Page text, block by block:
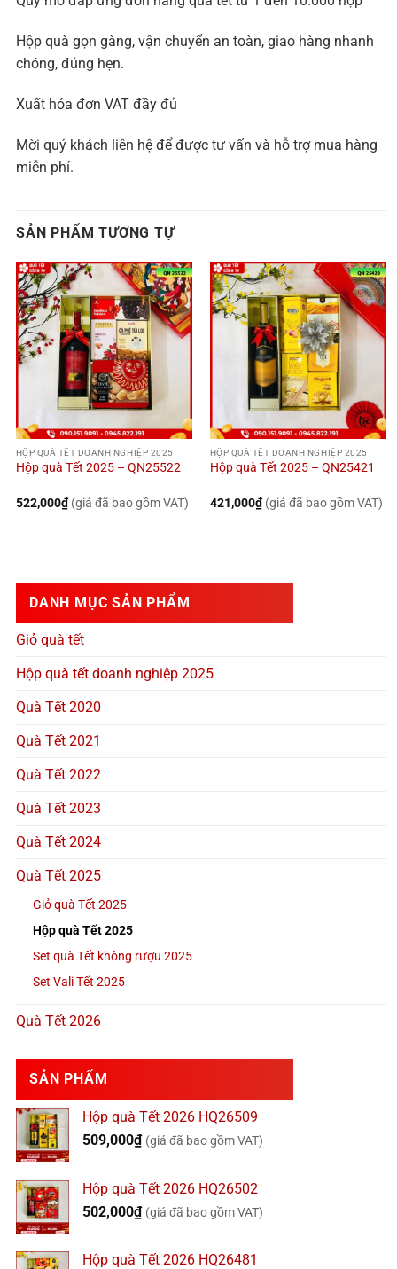
Hộp quà gọn gàng, vận chuyển an toàn, giao hàng nhanh
chóng, đúng hẹn.
Xuất hóa đơn VAT đầy đủ
Mời quý khách liên hệ để được tư vấn và hỗ trợ mua hàng
miễn phí.
SẢN PHẨM TƯƠNG TỰ
HỘP QUÀ TẾT DOANH NGHIỆP 2025
Hộp quà Tết 2025 – QN25522
522,000₫ (giá đã bao gồm VAT)
HỘP QUÀ TẾT DOANH NGHIỆP 2025
Hộp quà Tết 2025 – QN25421
421,000₫ (giá đã bao gồm VAT)
DANH MỤC SẢN PHẨM
Giỏ quà tết
Hộp quà tết doanh nghiệp 2025
Quà Tết 2020
Quà Tết 2021
Quà Tết 2022
Quà Tết 2023
Quà Tết 2024
Quà Tết 2025
Giỏ quà Tết 2025
Hộp quà Tết 2025
Set quà Tết không rượu 2025
Set Vali Tết 2025
Quà Tết 2026
SẢN PHẨM
Hộp quà Tết 2026 HQ26509
509,000₫ (giá đã bao gồm VAT)
Hộp quà Tết 2026 HQ26502
502,000₫ (giá đã bao gồm VAT)
Hộp quà Tết 2026 HQ26481